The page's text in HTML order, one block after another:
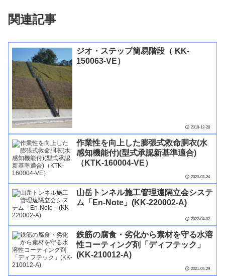
関連記事
ジオ・ステップ簡易階段（ KK-
150063-VE）
2018-12-28
作業性を向上した膨張式救命胴衣(水
感知機能付)(型式承認新基準適合)
（KTK-160004-VE）
2020-02-24
山岳トンネル施工管理遠隔立会システ
ム「En-Note」(KK-220002-A)
2022-04-02
鉄筋の腐食・劣化から素材を守る水溶
性コーティング剤「ディフテック」
(KK-210012-A)
2021-05-29